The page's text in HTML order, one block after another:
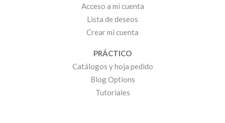
Acceso a mi cuenta
Lista de deseos
Crear mi cuenta
PRÁCTICO
Catálogos y hoja pedido
Blog Options
Tutoriales